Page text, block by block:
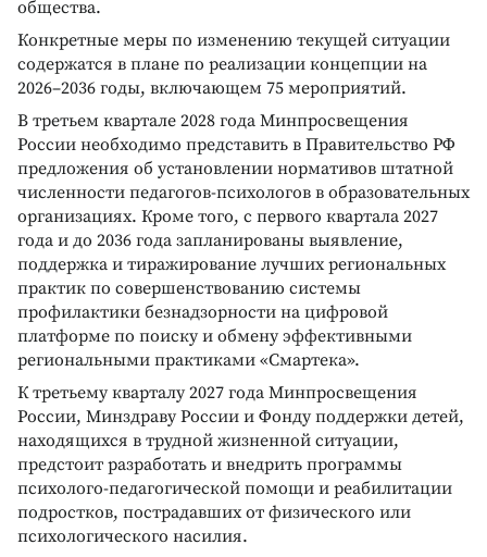
общества.
Конкретные меры по изменению текущей ситуации
содержатся в плане по реализации концепции на
2026–2036 годы, включающем 75 мероприятий.
В третьем квартале 2028 года Минпросвещения
России необходимо представить в Правительство РФ
предложения об установлении нормативов штатной
численности педагогов-психологов в образовательных
организациях. Кроме того, с первого квартала 2027
года и до 2036 года запланированы выявление,
поддержка и тиражирование лучших региональных
практик по совершенствованию системы
профилактики безнадзорности на цифровой
платформе по поиску и обмену эффективными
региональными практиками «Смартека».
К третьему кварталу 2027 года Минпросвещения
России, Минздраву России и Фонду поддержки детей,
находящихся в трудной жизненной ситуации,
предстоит разработать и внедрить программы
психолого-педагогической помощи и реабилитации
подростков, пострадавших от физического или
психологического насилия.